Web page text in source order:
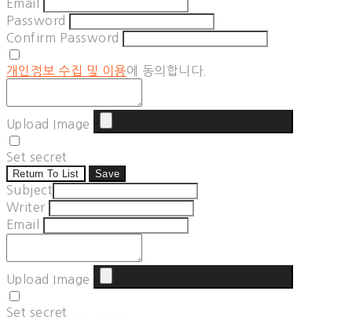
Email
Password
Confirm Password
개인정보 수집 및 이용에 동의합니다.
Upload Image
Set secret
Return To List Save
Subject
Writer
Email
Upload Image
Set secret